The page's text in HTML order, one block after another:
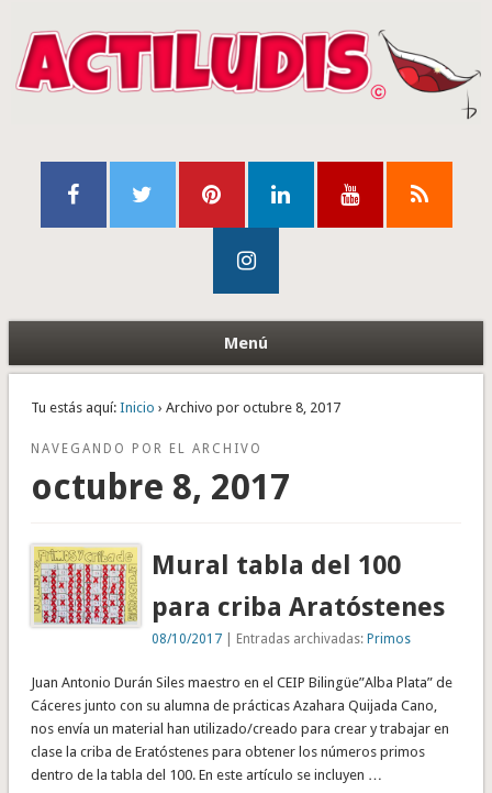
Menú
Tu estás aquí: Inicio › Archivo por octubre 8, 2017
NAVEGANDO POR EL ARCHIVO
octubre 8, 2017
Mural tabla del 100
para criba Aratóstenes
08/10/2017 | Entradas archivadas:Primos
Juan Antonio Durán Siles maestro en el CEIP Bilingüe”Alba Plata” de
Cáceres junto con su alumna de prácticas Azahara Quijada Cano,
nos envía un material han utilizado/creado para crear y trabajar en
clase la criba de Eratóstenes para obtener los números primos
dentro de la tabla del 100. En este artículo se incluyen …